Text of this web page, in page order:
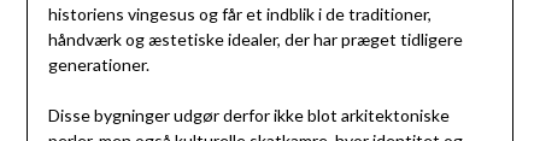
historiens vingesus og får et indblik i de traditioner,
håndværk og æstetiske idealer, der har præget tidligere
generationer.
Disse bygninger udgør derfor ikke blot arkitektoniske